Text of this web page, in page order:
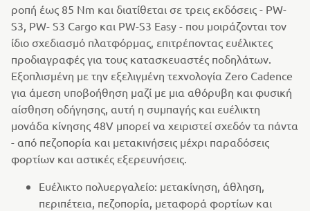
ροπή έως 85 Nm και διατίθεται σε τρεις εκδόσεις - PW-
S3, PW- S3 Cargo και PW-S3 Easy - που μοιράζονται τον
ίδιο σχεδιασμό πλατφόρμας, επιτρέποντας ευέλικτες
προδιαγραφές για τους κατασκευαστές ποδηλάτων.
Εξοπλισμένη με την εξελιγμένη τεχνολογία Zero Cadence
για άμεση υποβοήθηση μαζί με μια αθόρυβη και φυσική
αίσθηση οδήγησης, αυτή η συμπαγής και ευέλικτη
μονάδα κίνησης 48V μπορεί να χειριστεί σχεδόν τα πάντα
- από πεζοπορία και μετακινήσεις μέχρι παραδόσεις
φορτίων και αστικές εξερευνήσεις.
Ευέλικτο πολυεργαλείο: μετακίνηση, άθληση,
περιπέτεια, πεζοπορία, μεταφορά φορτίων και